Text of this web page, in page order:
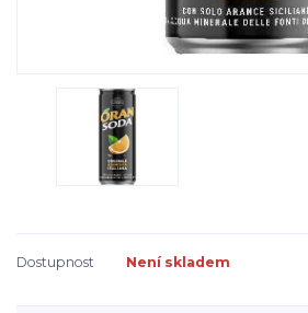
Dostupnost Není skladem